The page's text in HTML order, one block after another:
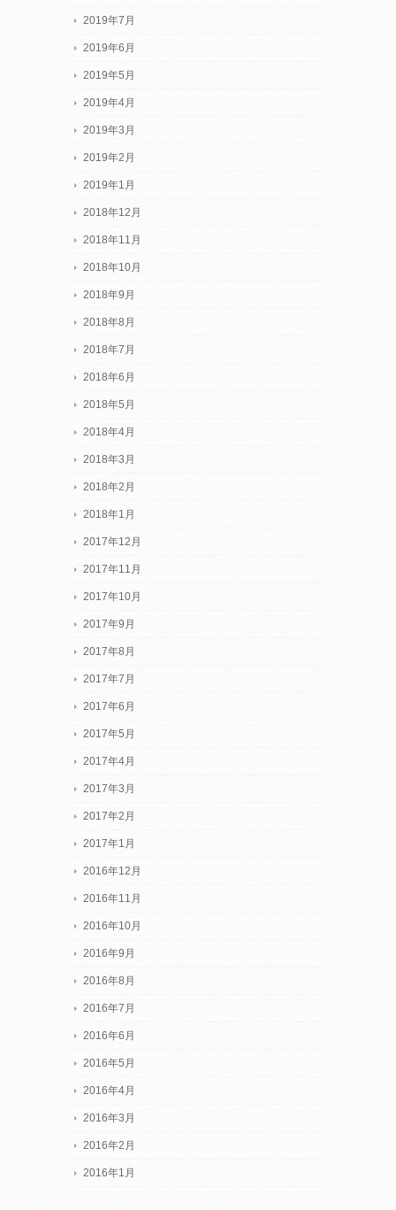
2019年7月
2019年6月
2019年5月
2019年4月
2019年3月
2019年2月
2019年1月
2018年12月
2018年11月
2018年10月
2018年9月
2018年8月
2018年7月
2018年6月
2018年5月
2018年4月
2018年3月
2018年2月
2018年1月
2017年12月
2017年11月
2017年10月
2017年9月
2017年8月
2017年7月
2017年6月
2017年5月
2017年4月
2017年3月
2017年2月
2017年1月
2016年12月
2016年11月
2016年10月
2016年9月
2016年8月
2016年7月
2016年6月
2016年5月
2016年4月
2016年3月
2016年2月
2016年1月